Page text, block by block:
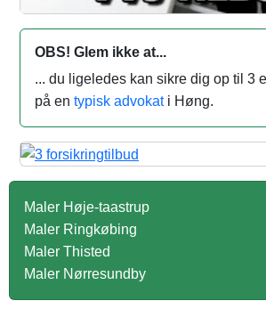
OBS! Glem ikke at...
... du ligeledes kan sikre dig op til 3
på en typisk advokati Høng.
Maler Høje-taastrup
Maler Ringkøbing
Maler Thisted
Maler Nørresundby